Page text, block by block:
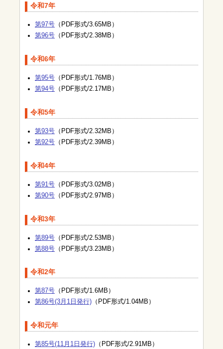
令和7年
第97号 （PDF形式/3.65MB）
第96号 （PDF形式/2.38MB）
令和6年
第95号 （PDF形式/1.76MB）
第94号 （PDF形式/2.17MB）
令和5年
第93号 （PDF形式/2.32MB）
第92号 （PDF形式/2.39MB）
令和4年
第91号 （PDF形式/3.02MB）
第90号 （PDF形式/2.97MB）
令和3年
第89号 （PDF形式/2.53MB）
第88号 （PDF形式/3.23MB）
令和2年
第87号 （PDF形式/1.6MB）
第86号(3月1日発行) （PDF形式/1.04MB）
令和元年
第85号(11月1日発行) （PDF形式/2.91MB）